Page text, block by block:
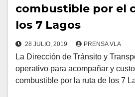
combustible por el
los 7 Lagos
28 JULIO, 2019 PRENSA VLA
La Dirección de Tránsito y
operativo para acompañar y
combustible por la ruta de los 7